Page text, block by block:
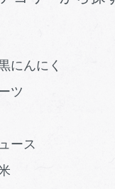
にんにく
ツ
ース